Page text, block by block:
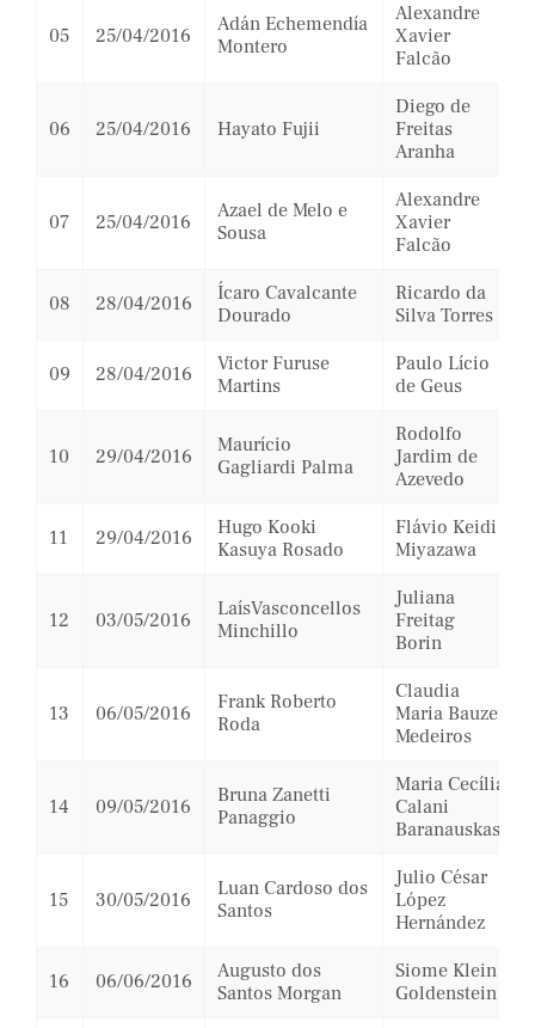
05 25/04/2016
Adán Echemendía
Montero
Alexandre
Xavier
Falcão
06 25/04/2016 Hayato Fujii
Diego de
Freitas
Aranha
07 25/04/2016
Azael de Melo e
Sousa
Alexandre
Xavier
Falcão
08 28/04/2016
Ícaro Cavalcante
Dourado
Ricardo da
Silva Torres
09 28/04/2016
Victor Furuse
Martins
Paulo Lício
de Geus
10 29/04/2016
Maurício
Gagliardi Palma
Rodolfo
Jardim de
Azevedo
11 29/04/2016
Hugo Kooki
Kasuya Rosado
Flávio Keidi
Miyazawa
12 03/05/2016
LaísVasconcellos
Minchillo
Juliana
Freitag
Borin
13 06/05/2016
Frank Roberto
Roda
Claudia
Maria Bauzer
Medeiros
14 09/05/2016
Bruna Zanetti
Panaggio
Maria Cecília
Calani
Baranauskas
15 30/05/2016
Luan Cardoso dos
Santos
Julio César
López
Hernández
16 06/06/2016
Augusto dos
Santos Morgan
Siome Klein
Goldenstein